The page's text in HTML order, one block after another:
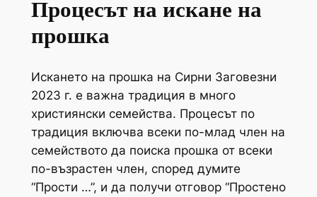
Процесът на искане на
прошка
Искането на прошка на Сирни Заговезни
2023 г. е важна традиция в много
християнски семейства. Процесът по
традиция включва всеки по-млад член на
семейството да поиска прошка от всеки
по-възрастен член, според думите
“Прости …”, и да получи отговор “Простено